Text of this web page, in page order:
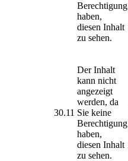
Berechtigung
haben,
diesen Inhalt
zu sehen.
30.11
Der Inhalt
kann nicht
angezeigt
werden, da
Sie keine
Berechtigung
haben,
diesen Inhalt
zu sehen.